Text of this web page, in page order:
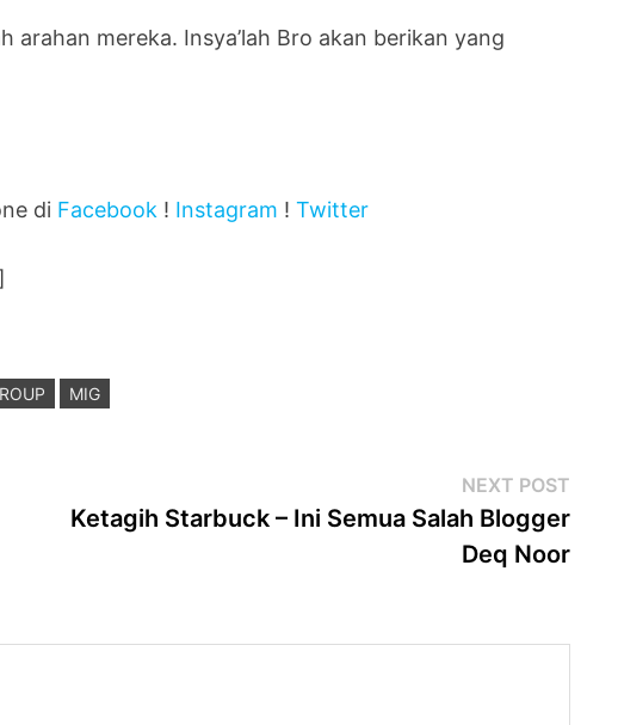
mereka. Insya’lah Bro akan berikan yang
di Facebook ! Instagram ! Twitter
MIG
NEXT POSTNext
Ketagih Starbuck – Ini Semua Salah Blogger
Deq Noor